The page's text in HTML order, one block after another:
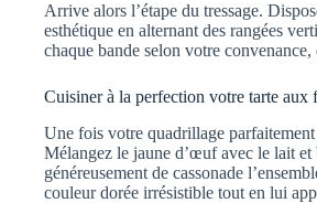
Arrive alors l’étape du tressage.
esthétique en alternant des rangées
chaque bande selon votre
Cuisiner à la perfection votre tarte aux
Une fois votre quadrillage
Mélangez le jaune d’œuf avec le lait et
généreusement de cassonade
couleur dorée irrésistible tout en lui